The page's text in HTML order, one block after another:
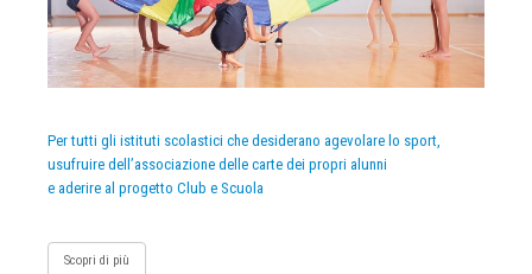
Per tutti gli istituti scolastici che desiderano agevolare lo sport,
usufruire dell’associazione delle carte dei propri alunni
e aderire al progetto Club e Scuola
Scopri di più